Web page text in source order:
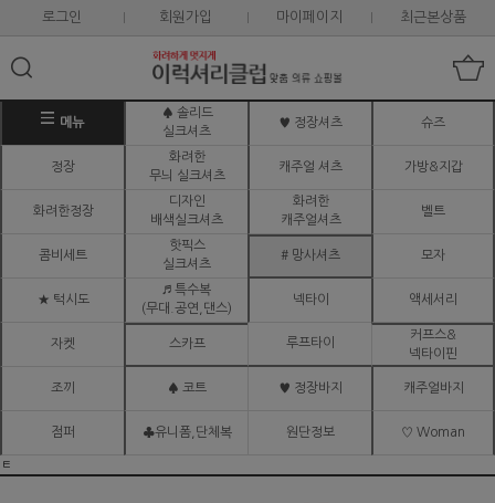
로그인 회원가입 마이페이지 최근본상품
메뉴
♠ 솔리드
실크셔츠
♥ 정장셔츠 슈즈
정장
화려한
무늬 실크셔츠
캐주얼 셔츠 가방&지갑
화려한정장
디자인
배색실크셔츠
화려한
캐주얼셔츠
벨트
콤비세트
핫픽스
실크셔츠
# 망사셔츠 모자
★ 턱시도
♬ 특수복
(무대.공연,댄스)
넥타이 액세서리
자켓 스카프 루프타이
커프스&
넥타이핀
조끼 ♠ 코트 ♥ 정장바지 캐주얼바지
점퍼 ♣유니폼,단체복 원단정보 ♡ Woman
ㅌ